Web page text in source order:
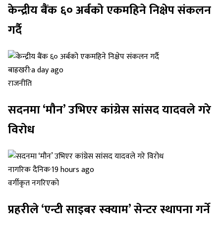
केन्द्रीय बैंक ६० अर्बको एकमहिने निक्षेप संकलन
गर्दै
बाह्रखरी·a day ago
राजनीति
सदनमा ‘मौन’ उभिएर कांग्रेस सांसद यादवले गरे
विरोध
नागरिक दैनिक·19 hours ago
वर्गीकृत नगरिएको
प्रहरीले ‘एन्टी साइबर स्क्याम’ सेन्टर स्थापना गर्ने